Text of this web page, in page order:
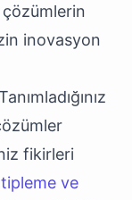
inovasyon
fikirleri
ve